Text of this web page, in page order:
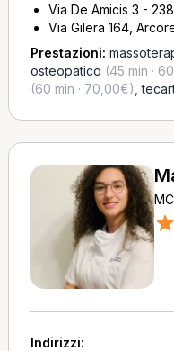
Via De Amicis 3 -
Via Gilera 164,
Prestazioni:
osteopatico (45 min ·
(60 min · 70,00€) ,
Indirizzi: